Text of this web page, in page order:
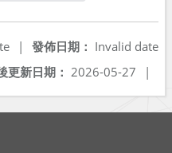
發佈日期： Invalid date
|
更新日期： 2026-05-27 |